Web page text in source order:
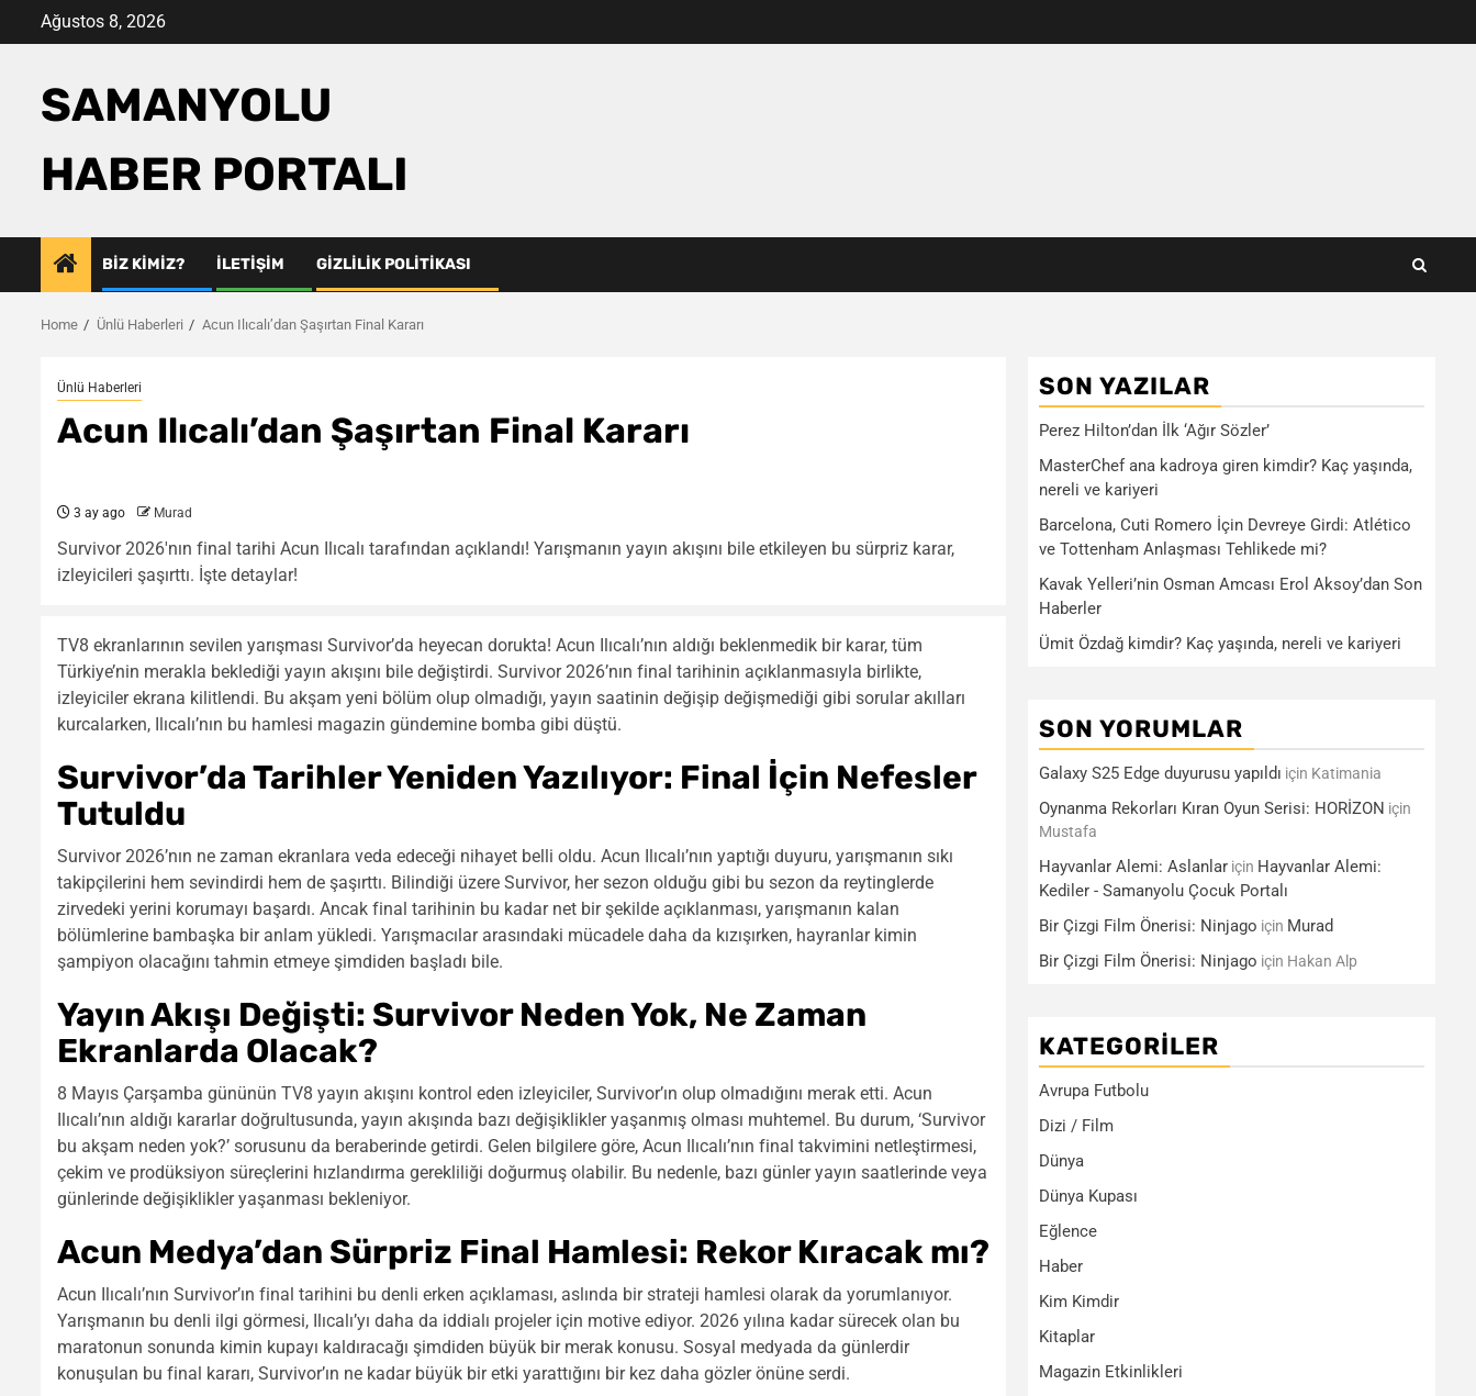
Ağustos 8, 2026
SAMANYOLU
HABER PORTALI
BIZ KIMIZ? İLETIŞIM GIZLILIK POLITIKASI
Home Ünlü Haberleri Acun Ilıcalı’dan Şaşırtan Final Kararı
Ünlü Haberleri
Acun Ilıcalı’dan Şaşırtan Final Kararı
3 ay ago Murad
Survivor 2026'nın final tarihi Acun Ilıcalı tarafından açıklandı! Yarışmanın yayın akışını bile etkileyen bu sürpriz karar,
izleyicileri şaşırttı. İşte detaylar!
TV8 ekranlarının sevilen yarışması Survivor’da heyecan dorukta! Acun Ilıcalı’nın aldığı beklenmedik bir karar, tüm
Türkiye’nin merakla beklediği yayın akışını bile değiştirdi. Survivor 2026’nın final tarihinin açıklanmasıyla birlikte,
izleyiciler ekrana kilitlendi. Bu akşam yeni bölüm olup olmadığı, yayın saatinin değişip değişmediği gibi sorular akılları
kurcalarken, Ilıcalı’nın bu hamlesi magazin gündemine bomba gibi düştü.
Survivor’da Tarihler Yeniden Yazılıyor: Final İçin Nefesler
Tutuldu
Survivor 2026’nın ne zaman ekranlara veda edeceği nihayet belli oldu. Acun Ilıcalı’nın yaptığı duyuru, yarışmanın sıkı
takipçilerini hem sevindirdi hem de şaşırttı. Bilindiği üzere Survivor, her sezon olduğu gibi bu sezon da reytinglerde
zirvedeki yerini korumayı başardı. Ancak final tarihinin bu kadar net bir şekilde açıklanması, yarışmanın kalan
bölümlerine bambaşka bir anlam yükledi. Yarışmacılar arasındaki mücadele daha da kızışırken, hayranlar kimin
şampiyon olacağını tahmin etmeye şimdiden başladı bile.
Yayın Akışı Değişti: Survivor Neden Yok, Ne Zaman
Ekranlarda Olacak?
8 Mayıs Çarşamba gününün TV8 yayın akışını kontrol eden izleyiciler, Survivor’ın olup olmadığını merak etti. Acun
Ilıcalı’nın aldığı kararlar doğrultusunda, yayın akışında bazı değişiklikler yaşanmış olması muhtemel. Bu durum, ‘Survivor
bu akşam neden yok?’ sorusunu da beraberinde getirdi. Gelen bilgilere göre, Acun Ilıcalı’nın final takvimini netleştirmesi,
çekim ve prodüksiyon süreçlerini hızlandırma gerekliliği doğurmuş olabilir. Bu nedenle, bazı günler yayın saatlerinde veya
günlerinde değişiklikler yaşanması bekleniyor.
Acun Medya’dan Sürpriz Final Hamlesi: Rekor Kıracak mı?
Acun Ilıcalı’nın Survivor’ın final tarihini bu denli erken açıklaması, aslında bir strateji hamlesi olarak da yorumlanıyor.
Yarışmanın bu denli ilgi görmesi, Ilıcalı’yı daha da iddialı projeler için motive ediyor. 2026 yılına kadar sürecek olan bu
maratonun sonunda kimin kupayı kaldıracağı şimdiden büyük bir merak konusu. Sosyal medyada da günlerdir
konuşulan bu final kararı, Survivor’ın ne kadar büyük bir etki yarattığını bir kez daha gözler önüne serdi.
SON YAZILAR
Perez Hilton’dan İlk ‘Ağır Sözler’
MasterChef ana kadroya giren kimdir? Kaç yaşında,
nereli ve kariyeri
Barcelona, Cuti Romero İçin Devreye Girdi: Atlético
ve Tottenham Anlaşması Tehlikede mi?
Kavak Yelleri’nin Osman Amcası Erol Aksoy’dan Son
Haberler
Ümit Özdağ kimdir? Kaç yaşında, nereli ve kariyeri
SON YORUMLAR
Galaxy S25 Edge duyurusu yapıldı için Katimania
Oynanma Rekorları Kıran Oyun Serisi: HORİZON için
Mustafa
Hayvanlar Alemi: Aslanlar için Hayvanlar Alemi:
Kediler - Samanyolu Çocuk Portalı
Bir Çizgi Film Önerisi: Ninjago için Murad
Bir Çizgi Film Önerisi: Ninjago için Hakan Alp
KATEGORILER
Avrupa Futbolu
Dizi / Film
Dünya
Dünya Kupası
Eğlence
Haber
Kim Kimdir
Kitaplar
Magazin Etkinlikleri